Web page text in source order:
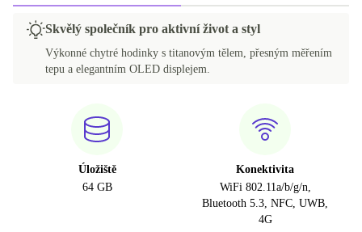
Skvělý společník pro aktivní život a styl
Výkonné chytré hodinky s titanovým tělem, přesným měřením
tepu a elegantním OLED displejem.
Úložiště
64 GB
Konektivita
WiFi 802.11a/b/g/n,
Bluetooth 5.3, NFC, UWB,
4G